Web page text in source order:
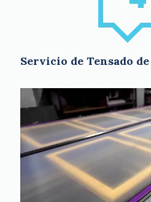
Servicio de Tensado